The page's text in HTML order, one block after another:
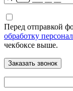
Перед отправкой
обработку
чекбоксе выше.